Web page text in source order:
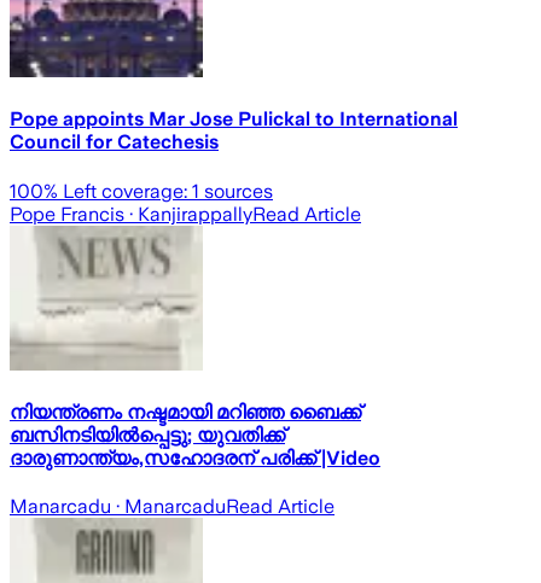
Pope appoints Mar Jose Pulickal to International
Council for Catechesis
100% Left coverage: 1 sources
Pope Francis · KanjirappallyRead Article
നിയന്ത്രണം നഷ്ടമായി മറിഞ്ഞ ബൈക്ക്
ബസിനടിയിൽപ്പെട്ടു; യുവതിക്ക്
ദാരുണാന്ത്യം,സഹോദരന് പരിക്ക് |Video
Manarcadu · ManarcaduRead Article